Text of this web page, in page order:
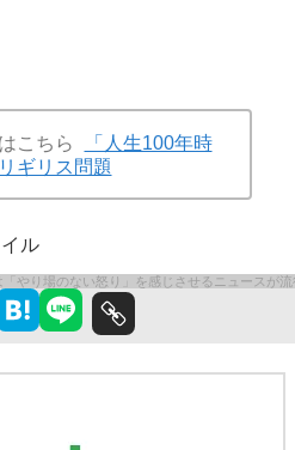
こちら
「人生100年時
ギリス問題
ル
「やり場のない怒り」を感じさせるニュースが